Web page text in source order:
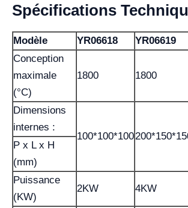
Spécifications
Modèle YR06618 YR06619
Conception
maximale
(°C)
1800 1800
Dimensions
internes :
100*100*100
P x L x H
(mm)
Puissance
(KW)
2KW 4KW